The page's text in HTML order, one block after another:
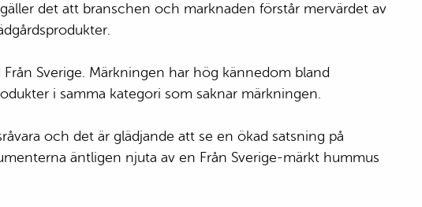
det att branschen och marknaden förstår mervärdet av
Sverige. Märkningen har hög kännedom bland
i samma kategori som saknar märkningen.
och det är glädjande att se en ökad satsning på
äntligen njuta av en Från Sverige-märkt hummus